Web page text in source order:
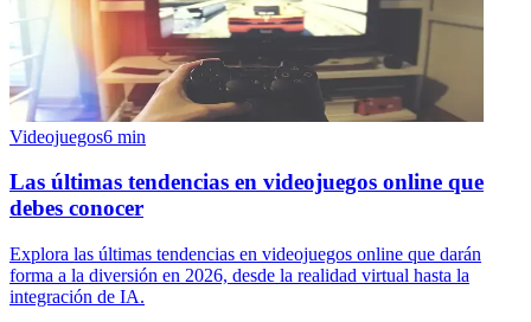
Videojuegos6 min
Las últimas tendencias en videojuegos online que
debes conocer
Explora las últimas tendencias en videojuegos online que darán
forma a la diversión en 2026, desde la realidad virtual hasta la
integración de IA.